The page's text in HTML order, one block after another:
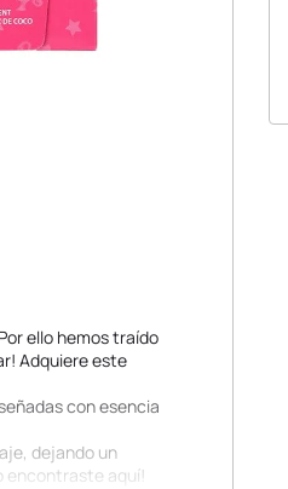
ello hemos traído
Adquiere este
con esencia
dejando un
encontraste aquí!